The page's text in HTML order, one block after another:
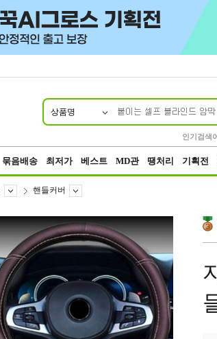
상품명
인기검색
묶음배송 최저가 베스트 MD관 땡처리 기획전
핸들커버